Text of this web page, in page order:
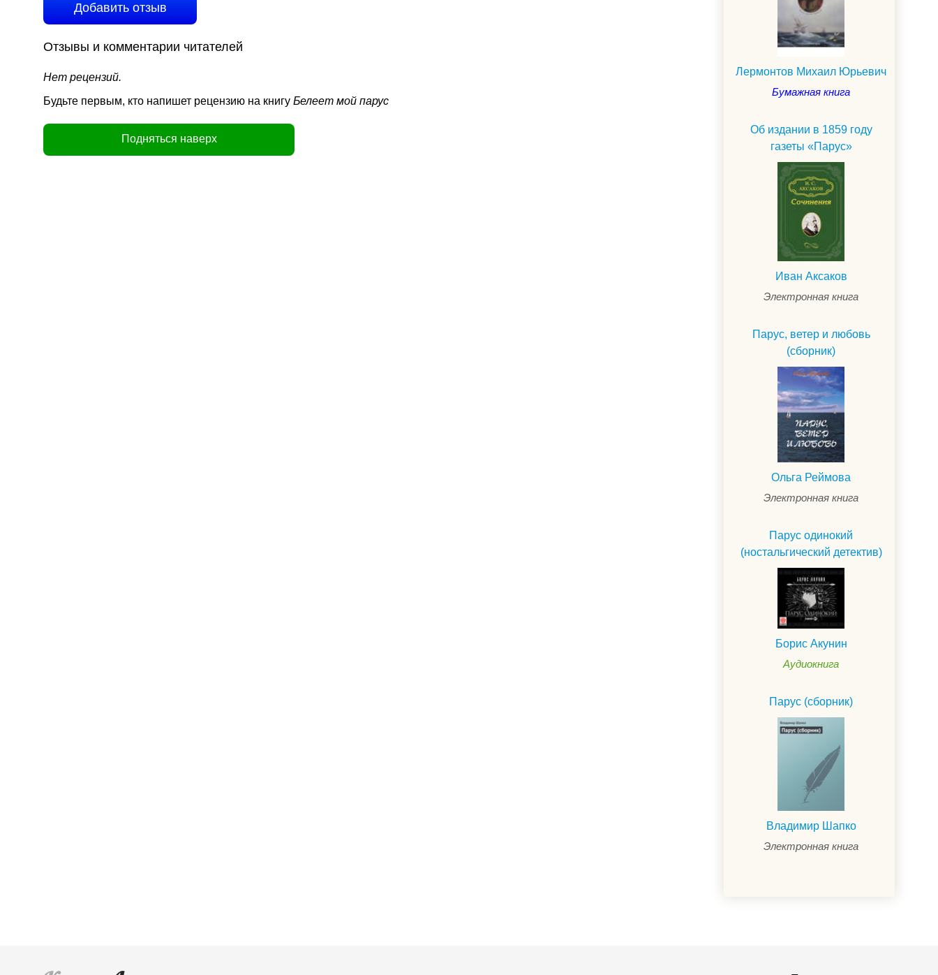
Добавить отзыв
Отзывы и комментарии читателей
Нет рецензий.
Будьте первым, кто напишет рецензию на книгу Белеет мой парус
Подняться наверх
Лермонтов Михаил Юрьевич
Бумажная книга
Об издании в 1859 году
газеты «Парус»
Иван Аксаков
Электронная книга
Парус, ветер и любовь
(сборник)
Ольга Реймова
Электронная книга
Парус одинокий
(ностальгический детектив)
Борис Акунин
Аудиокнига
Парус (сборник)
Владимир Шапко
Электронная книга